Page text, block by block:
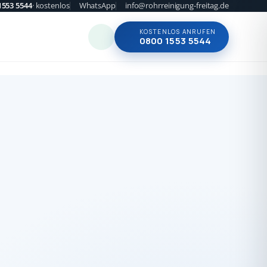
5544· kostenlos WhatsApp info@rohrreinigung-freitag.de
KOSTENLOS ANRUFEN
0800 1553 5544